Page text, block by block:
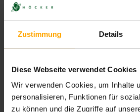
Zustimmung Details
Diese Webseite verwendet Cookies
Wir verwenden Cookies, um Inhalte
personalisieren, Funktionen für
zu können und die Zugriffe auf
Kategorien
Medienrecht(1)
Wettbewerbsrecht(1)